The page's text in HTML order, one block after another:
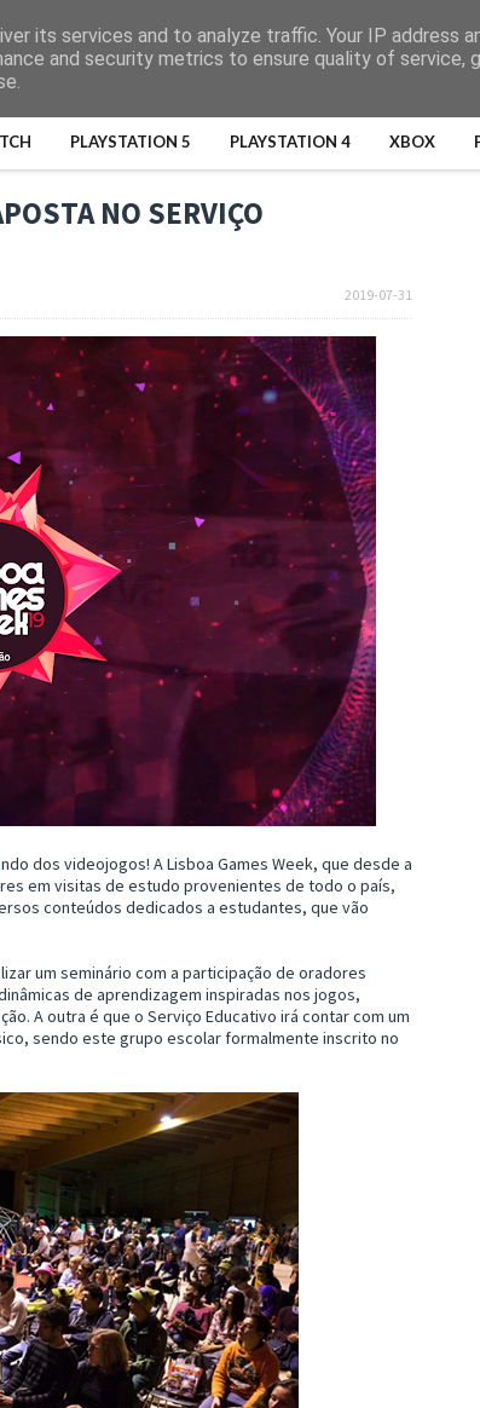
PLAYSTATION 5 PLAYSTATION 4 XBOX
NO SERVIÇO
2019-07-31
dos videojogos! A Lisboa Games Week, que desde a
em visitas de estudo provenientes de todo o país,
conteúdos dedicados a estudantes, que vão
um seminário com a participação de oradores
de aprendizagem inspiradas nos jogos,
A outra é que o Serviço Educativo irá contar com um
sendo este grupo escolar formalmente inscrito no
its services and to analyze traffic. Your IP address
and security metrics to ensure quality of service,